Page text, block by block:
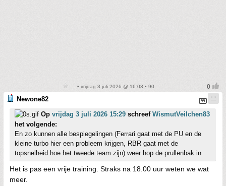
• vrijdag 3 juli 2026 @ 16:03 • 90
Newone82
Op vrijdag 3 juli 2026 15:29 schreef WismutVeilchen83
het volgende:
En zo kunnen alle bespiegelingen (Ferrari gaat met de PU en de
kleine turbo hier een probleem krijgen, RBR gaat met de
topsnelheid hoe het tweede team zijn) weer hop de prullenbak in.
Het is pas een vrije training. Straks na 18.00 uur weten we wat
meer.